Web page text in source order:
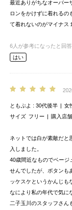
最近ありがちなオーバー
ロンをかけずに着れるの
て着れないのがマイナス
6 人が参考になったと回
はい
ともぷよ 30代後半 女
サイズ フリー 購入店舗
ネットでは白が素敵だと
入しました。
40歳間近なものでベージ
せんでしたが、ボタンも
ッケスケというかんじも
なにより私の年代で気に
二子玉川のスタッフさん